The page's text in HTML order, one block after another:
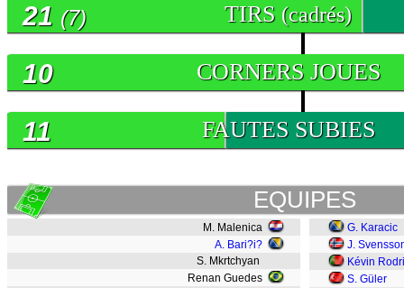
TIRS (cadrés)
21 (7)
CORNERS JOUES
10
FAUTES SUBIES
11
EQUIPES
M. Malenica
A. Bari?i?
S. Mkrtchyan
Renan Guedes
G. Karacic
J.
Kévin
S. Güler